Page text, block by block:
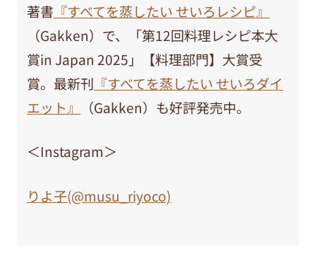
著書 『すべてを蒸したい せいろレシピ』
（Gakken）で、「第12回料理レシピ本大
賞in Japan 2025」【料理部門】大賞受
賞。最新刊 『すべてを蒸したい せいろダイ
エット』
（Gakken）も好評発売中。
＜Instagram＞
りよ子(@musu_riyoco)